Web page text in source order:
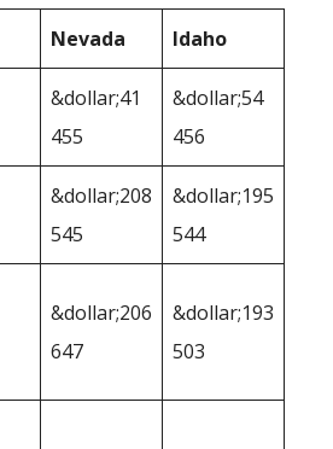
Nevada Idaho
&dollar;41
455
&dollar;54
456
&dollar;208
545
&dollar;195
544
&dollar;206
647
&dollar;193
503